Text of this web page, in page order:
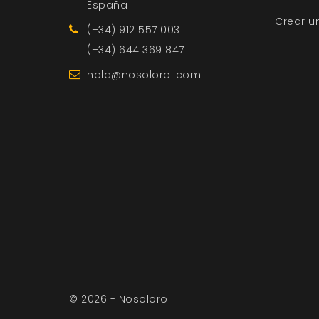
España
(+34) 912 557 003
(+34) 644 369 847
hola@nosolorol.com
Crear
© 2026 - Nosolorol